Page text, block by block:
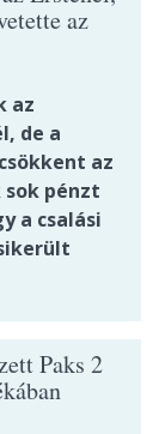
az
az
de a
az
sok pénzt
a csalási
Paks 2